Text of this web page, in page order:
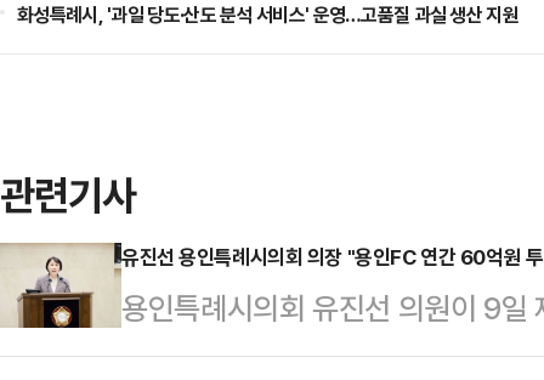
화성특례시, '과일 당도·산도 분석 서비스' 운영…고품질 과실 생산 지원
관련기사
유진선 용인특례시의회 의장 "용인FC 연간 60억원
용인특례시의회 유진선 의원이 9
발언을 통해 시민프로축구단(용인